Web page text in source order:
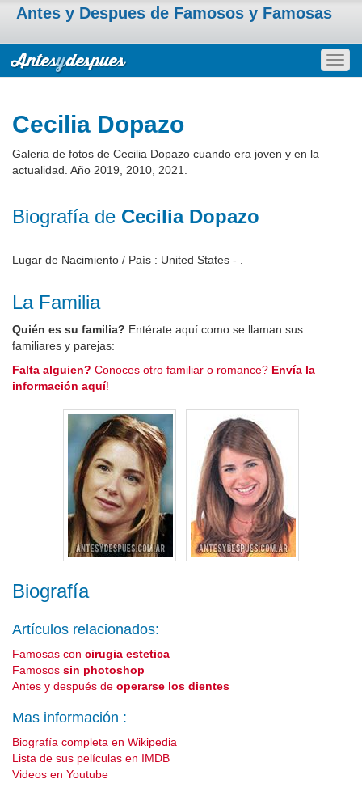
Antes y Despues de Famosos y Famosas
Cecilia Dopazo
Galeria de fotos de Cecilia Dopazo cuando era joven y en la
actualidad. Año 2019, 2010, 2021.
Biografía de Cecilia Dopazo
Lugar de Nacimiento / País : United States - .
La Familia
Quién es su familia? Entérate aquí como se llaman sus
familiares y parejas:
Falta alguien? Conoces otro familiar o romance? Envía la
información aquí!
Biografía
Artículos relacionados:
Famosas con cirugia estetica
Famosos sin photoshop
Antes y después de operarse los dientes
Mas información :
Biografía completa en Wikipedia
Lista de sus películas en IMDB
Videos en Youtube